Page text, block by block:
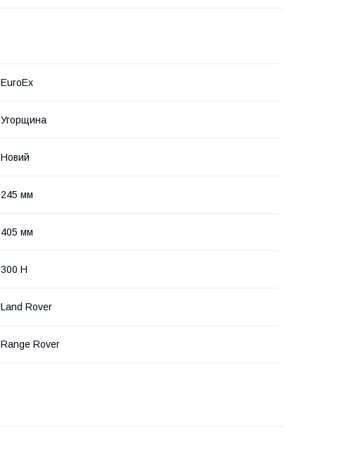
EuroEx
Угорщина
Новий
245 мм
405 мм
300 Н
Land Rover
Range Rover